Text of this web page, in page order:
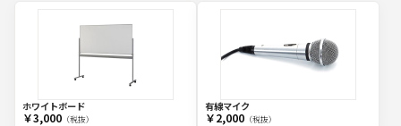
ホワイトボード
￥3,000（税抜）
有線マイク
￥2,000（税抜）